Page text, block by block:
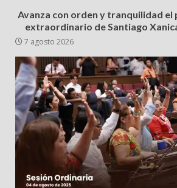
Avanza con orden y tranquilidad
extraordinario de Santiago
7 agosto 2026